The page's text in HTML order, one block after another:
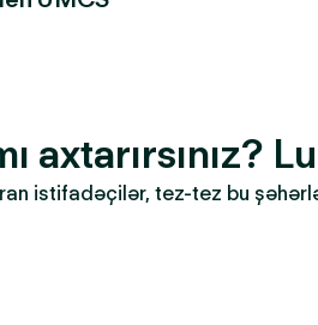
axtarırsınız?
istifadəçilər, tez-tez bu